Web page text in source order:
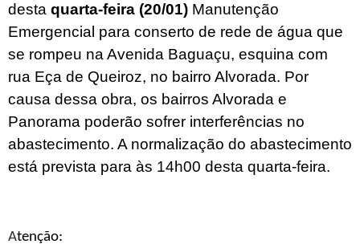
desta quarta-feira (20/01) Manutenção
Emergencial para conserto de rede de água que
se rompeu na Avenida Baguaçu, esquina com
rua Eça de Queiroz, no bairro Alvorada. Por
causa dessa obra, os bairros Alvorada e
Panorama poderão sofrer interferências no
abastecimento. A normalização do abastecimento
está prevista para às 14h00 desta quarta-feira.
Atenção: